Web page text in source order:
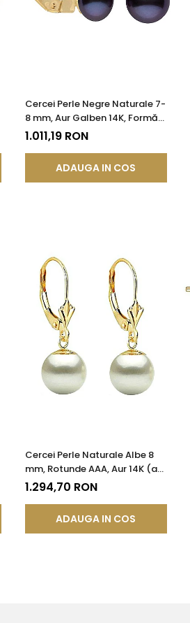
Cercei Perle Negre Naturale 7-
8 mm, Aur Galben 14K, Formă
Buton, Tortiță Închisă |
1.011,19 RON
ADAUGA IN COS
Cercei Perle Naturale Albe 8
mm, Rotunde AAA, Aur 14K (aur
585), Model Lalea |
1.294,70 RON
ADAUGA IN COS